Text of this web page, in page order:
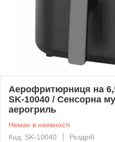
Аерофритюрниця на
SK-10040 / Сенсорна
аерогриль
Немає в наявності
Код: SK-10040
Роздріб